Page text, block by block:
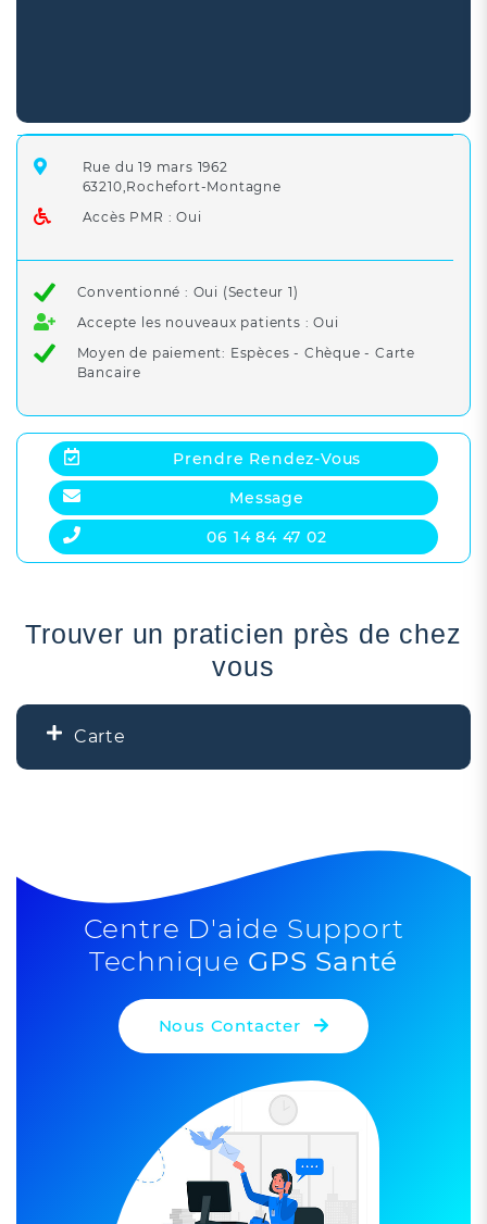
Rue du 19 mars 1962
63210,Rochefort-Montagne
Accès PMR : Oui
Conventionné : Oui (Secteur 1)
Accepte les nouveaux patients : Oui
Moyen de paiement: Espèces - Chèque - Carte
Bancaire
Prendre Rendez-Vous
Message
06 14 84 47 02
Trouver un praticien près de chez
vous
Carte
Leaflet| ©OpenStreetMap
Centre D'aide Support
Technique GPS Santé
Nous Contacter